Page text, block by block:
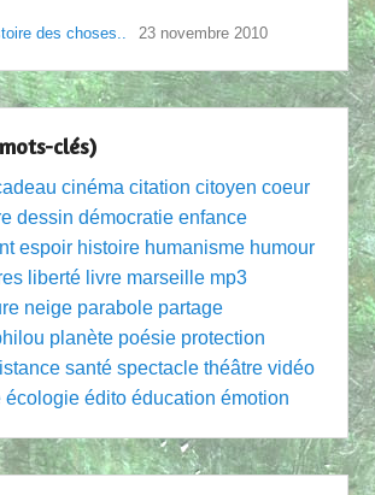
des choses.. 23 novembre 2010
clés)
cinéma citation citoyen coeur
dessin démocratie enfance
espoir histoire humanisme humour
liberté livre marseille mp3
neige parabole partage
planète poésie protection
santé spectacle théâtre vidéo
écologie édito éducation émotion